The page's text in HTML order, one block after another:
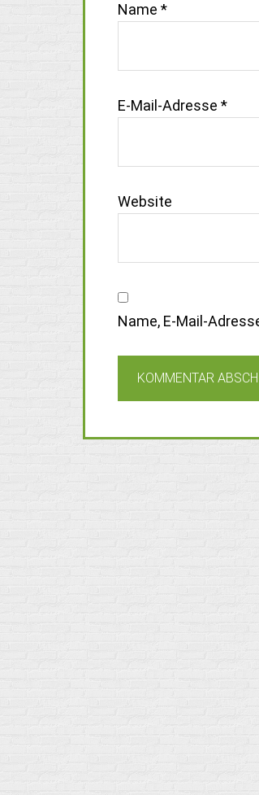
Name *
E-Mail-Adresse *
Website
Name, E-Mail-